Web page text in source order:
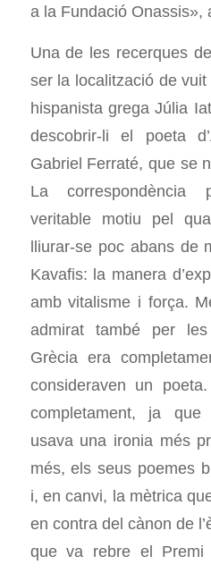
a la Fundació Onassis»,
Una de les recerques
ser la localització de
hispanista grega Júlia
descobrir-li el poeta
Gabriel Ferraté, que se
La correspondència
veritable motiu pel
lliurar-se poc abans de
Kavafis: la manera
amb vitalisme i força.
admirat també per
Grècia era
consideraven un
completament, ja que
usava una ironia més
més, els seus poemes
i, en canvi, la mètrica
en contra del cànon de
que va rebre el Premi